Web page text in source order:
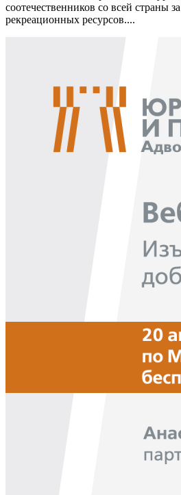
соотечественников со всей страны
рекреационных ресурсов....